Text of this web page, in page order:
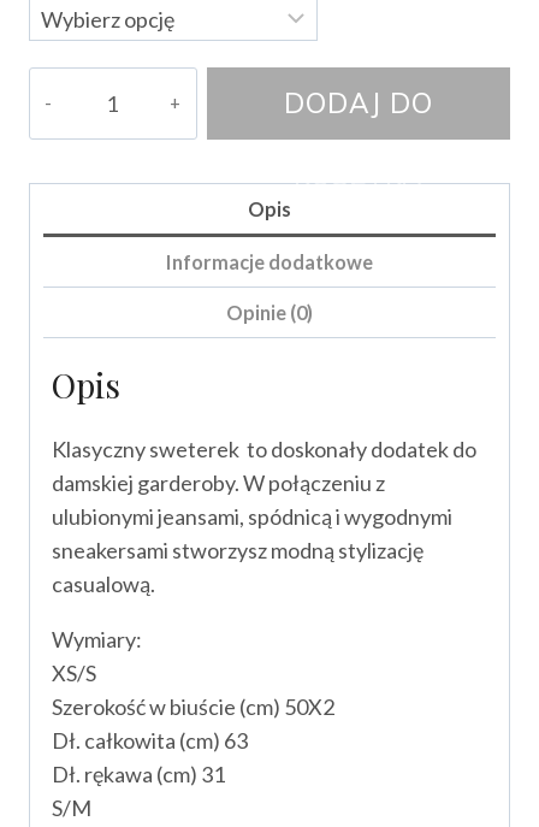
DODAJ DO
KOSZYKA
Opis
Informacje dodatkowe
Opinie (0)
Opis
Klasyczny sweterek to doskonały dodatek do
damskiej garderoby. W połączeniu z
ulubionymi jeansami, spódnicą i wygodnymi
sneakersami stworzysz modną stylizację
casualową.
Wymiary:
XS/S
Szerokość w biuście (cm) 50X2
Dł. całkowita (cm) 63
Dł. rękawa (cm) 31
S/M